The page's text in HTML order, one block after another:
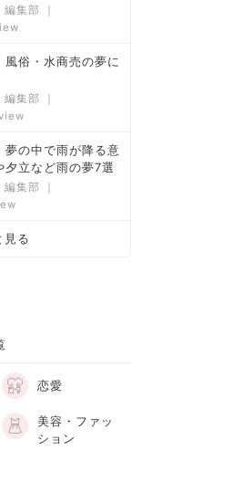
編集部
｜
風俗・水商売の夢に
編集部
｜
夢の中で雨が降る意
夕立など雨の夢7選
編集部
｜
見る
恋愛
美容・ファッ
ション